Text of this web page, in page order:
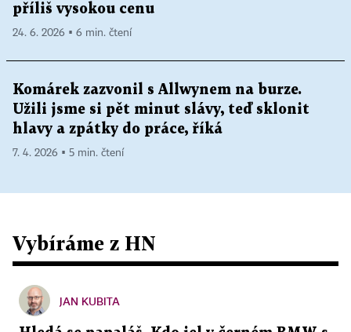
příliš vysokou cenu
24. 6. 2026 ▪ 6 min. čtení
Komárek zazvonil s Allwynem na burze.
Užili jsme si pět minut slávy, teď sklonit
hlavy a zpátky do práce, říká
7. 4. 2026 ▪ 5 min. čtení
Vybíráme z HN
JAN KUBITA